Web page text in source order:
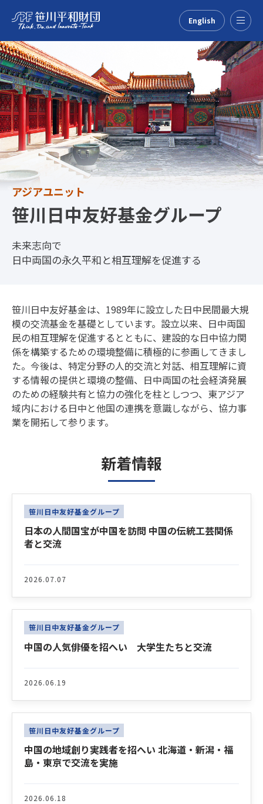
English
アジアユニット
笹川日中友好基金グループ
未来志向で
日中両国の永久平和と相互理解を促進する
笹川日中友好基金は、1989年に設立した日中民間最大規
模の交流基金を基礎としています。設立以来、日中両国
民の相互理解を促進するとともに、建設的な日中協力関
係を構築するための環境整備に積極的に参画してきまし
た。今後は、特定分野の人的交流と対話、相互理解に資
する情報の提供と環境の整備、日中両国の社会経済発展
のための経験共有と協力の強化を柱としつつ、東アジア
域内における日中と他国の連携を意識しながら、協力事
業を開拓して参ります。
新着情報
Latest News
笹川日中友好基金グループ
日本の人間国宝が中国を訪問 中国の伝統工芸関係
者と交流
2026.07.07
笹川日中友好基金グループ
中国の人気俳優を招へい 大学生たちと交流
2026.06.19
笹川日中友好基金グループ
中国の地域創り実践者を招へい 北海道・新潟・福
島・東京で交流を実施
2026.06.18